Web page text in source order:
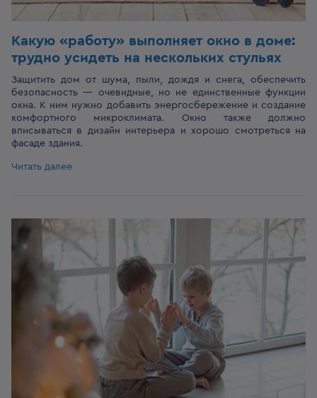
Какую «работу» выполняет окно в доме:
трудно усидеть на нескольких стульях
Защитить дом от шума, пыли, дождя и снега, обеспечить
безопасность — очевидные, но не единственные функции
окна. К ним нужно добавить энергосбережение и создание
комфортного микроклимата. Окно также должно
вписываться в дизайн интерьера и хорошо смотреться на
фасаде здания.
Читать далее